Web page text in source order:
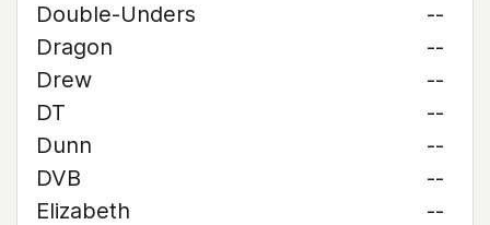
Double-Unders
--
Dragon
--
Drew
--
DT
--
Dunn
--
DVB
--
Elizabeth
--